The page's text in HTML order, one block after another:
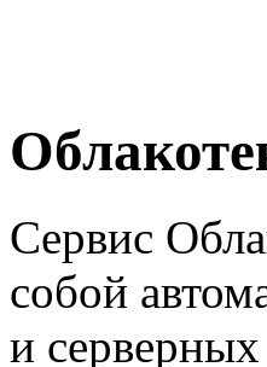
Сервис
собой
и